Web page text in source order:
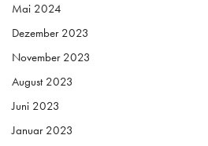
Mai 2024
Dezember 2023
November 2023
August 2023
Juni 2023
Januar 2023